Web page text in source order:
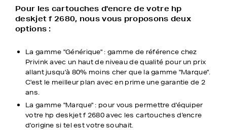
Pour les cartouches d'encre de votre hp
deskjet f 2680, nous vous proposons deux
options :
La gamme "Générique" : gamme de référence chez
Privink avec un haut de niveau de qualité pour un prix
allant jusqu'à 80% moins cher que la gamme "Marque".
C'est le meilleur plan avec en prime une garantie de 2
ans.
La gamme "Marque" : pour vous permettre d'équiper
votre hp deskjet f 2680 avec les cartouches d'encre
d'origine si tel est votre souhait.